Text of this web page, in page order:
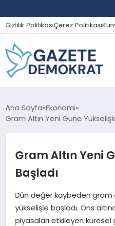
Gizlilik PolitikasıÇerez Politikası
GÜNDEM
SPOR
MAGAZIN
Ana Sayfa Ekonomi
Gram Altın Yeni Güne
Gram Altın Yeni
Başladı
Dün değer kaybeden gram
yükselişle başladı. Ons
piyasaları etkileyen